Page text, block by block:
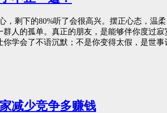
，剩下的80%听了会很高兴。摆正心态，
人的孤单。真正的朋友，是能够伴你度过
学会了不语沉默；不是你变得太假，是世
减少竞争多赚钱